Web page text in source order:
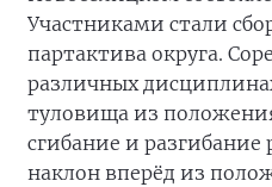
Участниками стали
партактива округа.
различных
туловища из
сгибание и разгибание
наклон вперёд из